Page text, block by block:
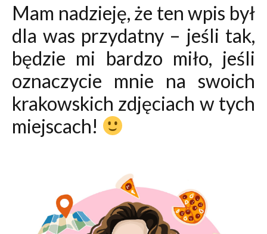
Mam nadzieję, że ten wpis był
dla was przydatny – jeśli tak,
będzie mi bardzo miło, jeśli
oznaczycie mnie na swoich
krakowskich zdjęciach w tych
miejscach!